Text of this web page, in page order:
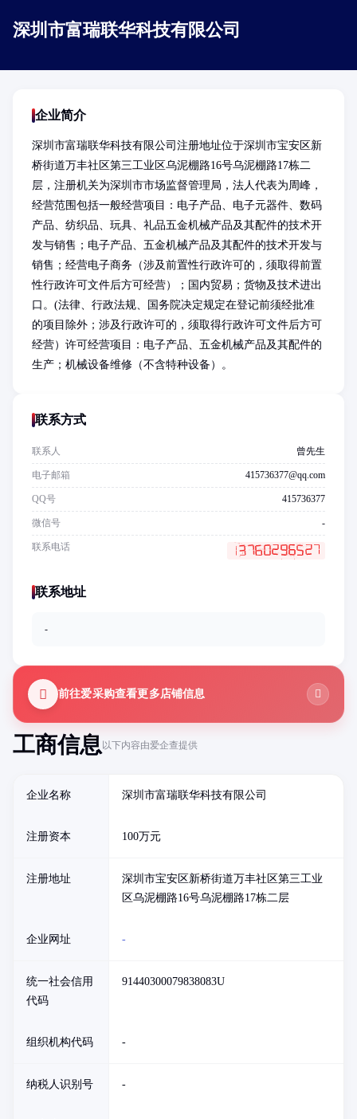
深圳市富瑞联华科技有限公司
工商信息以下内容由爱企查提供
企业名称 深圳市富瑞联华科技有限公司
注册资本 100万元
注册地址
深圳市宝安区新桥街道万丰社区第三工业
区乌泥棚路16号乌泥棚路17栋二层
企业网址 -
统一社会信用
代码
91440300079838083U
组织机构代码 -
纳税人识别号 -
企业简介
深圳市富瑞联华科技有限公司注册地址位于深圳市宝安区新
桥街道万丰社区第三工业区乌泥棚路16号乌泥棚路17栋二
层，注册机关为深圳市市场监督管理局，法人代表为周峰，
经营范围包括一般经营项目：电子产品、电子元器件、数码
产品、纺织品、玩具、礼品五金机械产品及其配件的技术开
发与销售；电子产品、五金机械产品及其配件的技术开发与
销售；经营电子商务（涉及前置性行政许可的，须取得前置
性行政许可文件后方可经营）；国内贸易；货物及技术进出
口。(法律、行政法规、国务院决定规定在登记前须经批准
的项目除外；涉及行政许可的，须取得行政许可文件后方可
经营）许可经营项目：电子产品、五金机械产品及其配件的
生产；机械设备维修（不含特种设备）。
联系方式
联系人 曾先生
电子邮箱 415736377@qq.com
QQ号 415736377
微信号 -
联系电话
联系地址
-
前往爱采购查看更多店铺信息